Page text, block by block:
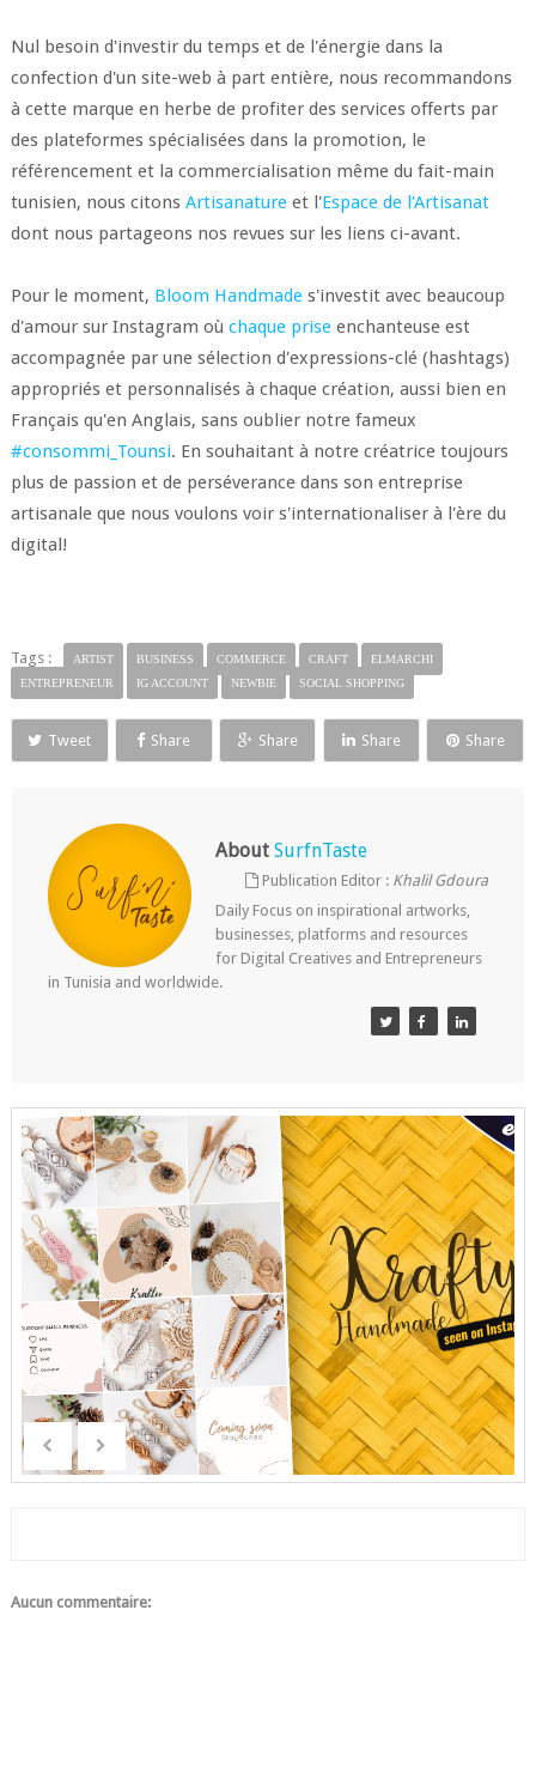
Nul besoin d'investir du temps et de l'énergie dans la
confection d'un site-web à part entière, nous recommandons
à cette marque en herbe de profiter des services offerts par
des plateformes spécialisées dans la promotion, le
référencement et la commercialisation même du fait-main
tunisien, nous citons Artisanatureet l'Espace de l'Artisanat
dont nous partageons nos revues sur les liens ci-avant.
Pour le moment, Bloom Handmades'investit avec beaucoup
d'amour sur Instagram où chaque priseenchanteuse est
accompagnée par une sélection d'expressions-clé (hashtags)
appropriés et personnalisés à chaque création, aussi bien en
Français qu'en Anglais, sans oublier notre fameux
#consommi_Tounsi. En souhaitant à notre créatrice toujours
plus de passion et de perséverance dans son entreprise
artisanale que nous voulons voir s'internationaliser à l'ère du
digital!
Tags : ARTIST BUSINESS COMMERCE CRAFT
ELMARCHI
ENTREPRENEUR
IG ACCOUNT NEWBIE SOCIAL SHOPPING
Tweet Share Share Share Share
About SurfnTaste
Publication Editor : Khalil Gdoura
Daily Focus on inspirational artworks,
businesses, platforms and resources
for Digital Creatives and Entrepreneurs
in Tunisia and worldwide.
Aucun commentaire: